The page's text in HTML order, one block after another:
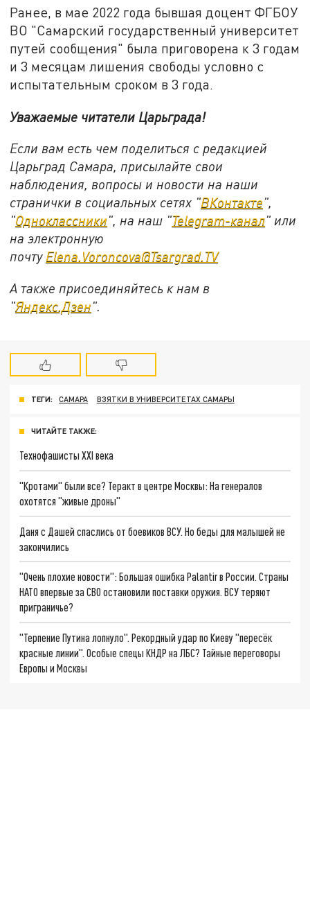
Ранее, в мае 2022 года бывшая доцент ФГБОУ
ВО "Самарский государственный университет
путей сообщения" была приговорена к 3 годам
и 3 месяцам лишения свободы условно с
испытательным сроком в 3 года.
Уважаемые читатели Царьграда!
Если вам есть чем поделиться с редакцией
Царьград Самара, присылайте свои
наблюдения, вопросы и новости на наши
странички в социальных сетях "ВКонтакте",
"Одноклассники", на наш "Telegram-канал" или
на электронную
почту Elena.Voroncova@Tsargrad.TV
А также присоединяйтесь к нам в
"Яндекс.Дзен".
ТЕГИ: САМАРА ВЗЯТКИ В УНИВЕРСИТЕТАХ САМАРЫ
ЧИТАЙТЕ ТАКЖЕ:
Технофашисты XXI века
"Кротами" были все? Теракт в центре Москвы: На генералов
охотятся "живые дроны"
Даня с Дашей спаслись от боевиков ВСУ. Но беды для малышей не
закончились
"Очень плохие новости": Большая ошибка Palantir в России. Страны
НАТО впервые за СВО остановили поставки оружия. ВСУ теряют
приграничье?
"Терпение Путина лопнуло". Рекордный удар по Киеву "пересёк
красные линии". Особые спецы КНДР на ЛБС? Тайные переговоры
Европы и Москвы